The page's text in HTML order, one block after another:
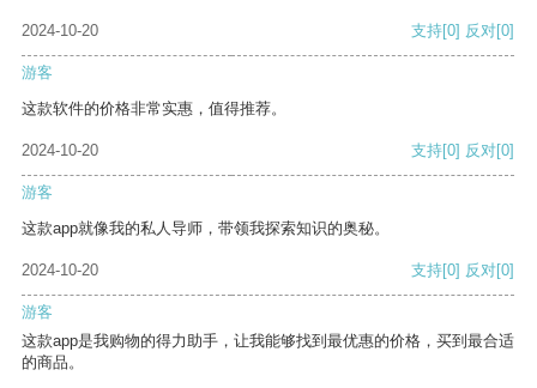
2024-10-20 支持[0] 反对[0]
游客
这款软件的价格非常实惠，值得推荐。
2024-10-20 支持[0] 反对[0]
游客
这款app就像我的私人导师，带领我探索知识的奥秘。
2024-10-20 支持[0] 反对[0]
游客
这款app是我购物的得力助手，让我能够找到最优惠的价格，买到最合适
的商品。